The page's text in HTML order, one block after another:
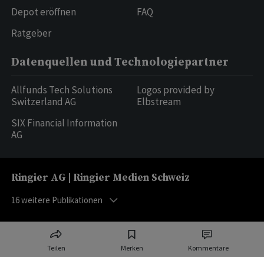
Teilen Merken Kommentare
Depot eröffnen
Ratgeber
FAQ
Datenquellen und Technologiepartner
Allfunds Tech Solutions
Switzerland AG
SIX Financial Information
AG
Logos provided by
Elbstream
Ringier AG | Ringier Medien Schweiz
16weitere Publikationen